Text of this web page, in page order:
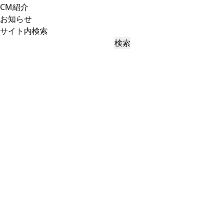
CM紹介
お知らせ
サイト内検索
検索